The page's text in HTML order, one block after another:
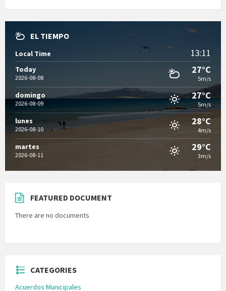
EL TIEMPO
Local Time 13:11
Today
2026-08-08
27°C
5m/s
domingo
2026-08-09
27°C
5m/s
lunes
2026-08-10
28°C
4m/s
martes
2026-08-11
29°C
3m/s
FEATURED DOCUMENT
There are no documents
CATEGORIES
Acuerdos Municipales